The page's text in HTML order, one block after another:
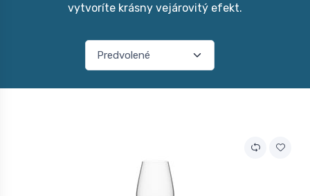
vytvoríte krásny vejárovitý efekt.